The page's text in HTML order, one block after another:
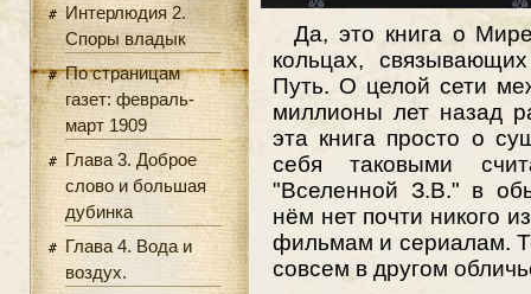
Интерлюдия 2.
Споры владык
По страницам
газет: февраль-
март 1909
Глава 3. Доброе
слово и большая
дубинка
Глава 4. Вода и
воздух.
Да, это книга о
кольцах,
Путь. О целой сети
миллионы лет назад
эта книга просто о
себя таковыми
"Вселенной З.В." в
нём нет почти никого
фильмам и сериалам.
совсем в другом